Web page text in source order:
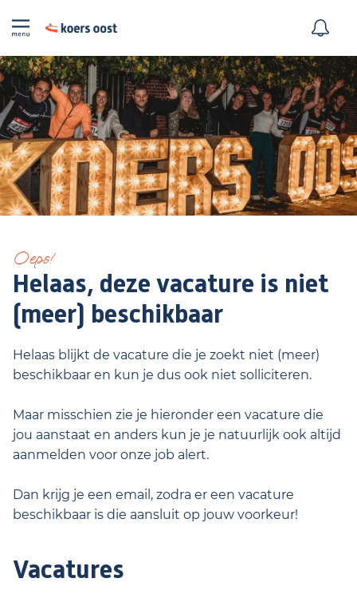
Oeps!
Helaas, deze vacature is niet
(meer) beschikbaar
Helaas blijkt de vacature die je zoekt niet (meer)
beschikbaar en kun je dus ook niet solliciteren.
Maar misschien zie je hieronder een vacature die
jou aanstaat en anders kun je je natuurlijk ook altijd
aanmelden voor onze job alert.
Dan krijg je een email, zodra er een vacature
beschikbaar is die aansluit op jouw voorkeur!
Vacatures